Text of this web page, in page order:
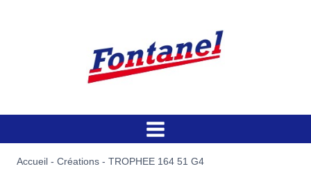
Accueil - Créations - TROPHEE 164 51 G4